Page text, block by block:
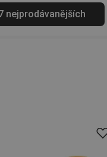
nejprodávanějších